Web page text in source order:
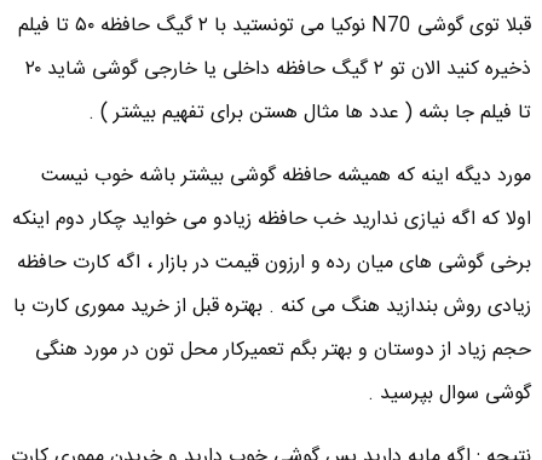
قبلا توی گوشی N70 نوکیا می تونستید با ۲ گیگ حافظه ۵۰ تا فیلم
ذخیره کنید الان تو ۲ گیگ حافظه داخلی یا خارجی گوشی شاید ۲۰
تا فیلم جا بشه ( عدد ها مثال هستن برای تفهیم بیشتر ) .
مورد دیگه اینه که همیشه حافظه گوشی بیشتر باشه خوب نیست
اولا که اگه نیازی ندارید خب حافظه زیادو می خواید چکار دوم اینکه
برخی گوشی های میان رده و ارزون قیمت در بازار ، اگه کارت حافظه
زیادی روش بندازید هنگ می کنه . بهتره قبل از خرید مموری کارت با
حجم زیاد از دوستان و بهتر بگم تعمیرکار محل تون در مورد هنگی
گوشی سوال بپرسید .